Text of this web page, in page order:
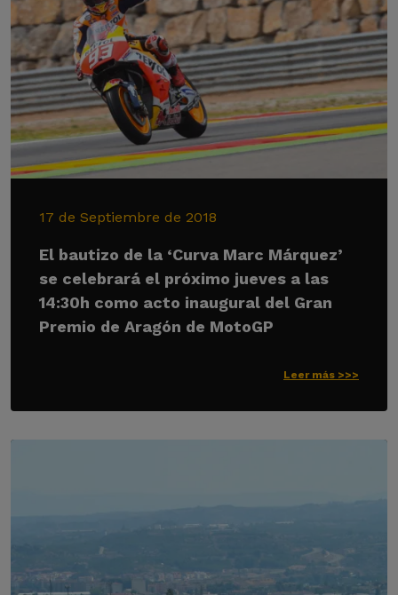
17 de Septiembre de 2018
El bautizo de la ‘Curva Marc Márquez’
se celebrará el próximo jueves a las
14:30h como acto inaugural del Gran
Premio de Aragón de MotoGP
Leer más >>>